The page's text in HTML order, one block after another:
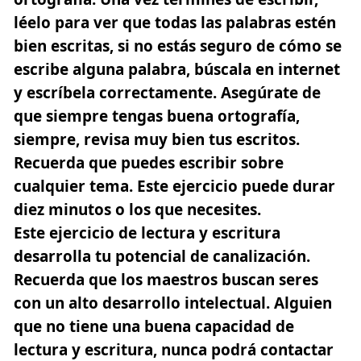
léelo para ver que todas las palabras estén
bien escritas, si no estás seguro de cómo se
escribe alguna palabra, búscala en internet
y escríbela correctamente. Asegúrate de
que siempre tengas buena ortografía,
siempre, revisa muy bien tus escritos.
Recuerda que puedes escribir sobre
cualquier tema. Este ejercicio puede durar
diez minutos o los que necesites.
Este ejercicio de lectura y escritura
desarrolla tu potencial de canalización.
Recuerda que los maestros buscan seres
con un alto desarrollo intelectual. Alguien
que no tiene una buena capacidad de
lectura y escritura, nunca podrá contactar